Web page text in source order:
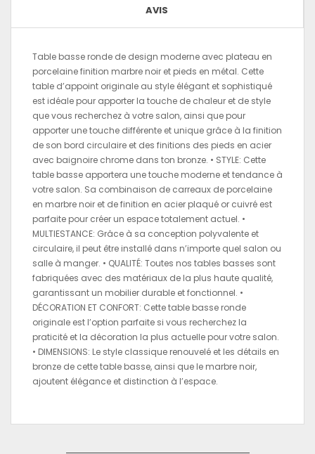
AVIS
Table basse ronde de design moderne avec plateau en
porcelaine finition marbre noir et pieds en métal. Cette
table d’appoint originale au style élégant et sophistiqué
est idéale pour apporter la touche de chaleur et de style
que vous recherchez à votre salon, ainsi que pour
apporter une touche différente et unique grâce à la finition
de son bord circulaire et des finitions des pieds en acier
avec baignoire chrome dans ton bronze. • STYLE: Cette
table basse apportera une touche moderne et tendance à
votre salon. Sa combinaison de carreaux de porcelaine
en marbre noir et de finition en acier plaqué or cuivré est
parfaite pour créer un espace totalement actuel. •
MULTIESTANCE: Grâce à sa conception polyvalente et
circulaire, il peut être installé dans n’importe quel salon ou
salle à manger. • QUALITÉ: Toutes nos tables basses sont
fabriquées avec des matériaux de la plus haute qualité,
garantissant un mobilier durable et fonctionnel. •
DÉCORATION ET CONFORT: Cette table basse ronde
originale est l’option parfaite si vous recherchez la
praticité et la décoration la plus actuelle pour votre salon.
• DIMENSIONS: Le style classique renouvelé et les détails en
bronze de cette table basse, ainsi que le marbre noir,
ajoutent élégance et distinction à l’espace.